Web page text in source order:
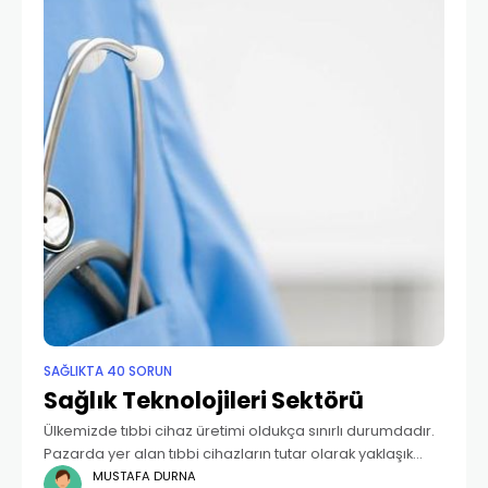
SAĞLIKTA 40 SORUN
Sağlık Teknolojileri Sektörü
Ülkemizde tıbbi cihaz üretimi oldukça sınırlı durumdadır.
Pazarda yer alan tıbbi cihazların tutar olarak yaklaşık
%85’e yakın kısmının ithal edildiği görülmektedir. Bu
MUSTAFA DURNA